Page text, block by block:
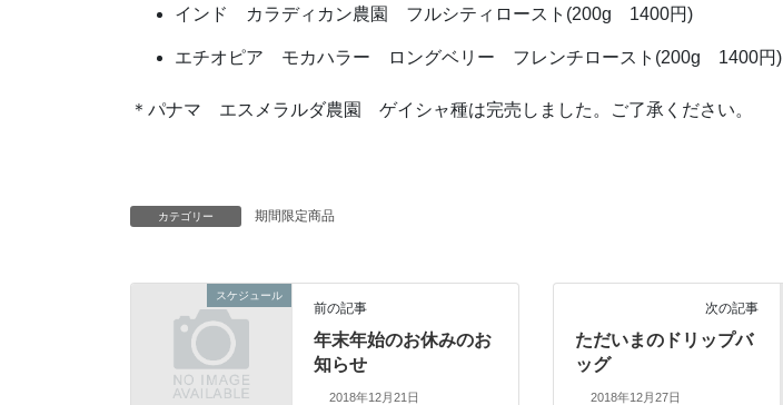
インド カラディカン農園 フルシティロースト(200g 1400円)
エチオピア モカハラー ロングベリー フレンチロースト(200g 1400円)
＊パナマ エスメラルダ農園 ゲイシャ種は完売しました。ご了承ください。
カテゴリー 期間限定商品
スケジュール
前の記事
年末年始のお休みのお
知らせ
2018年12月21日
次の記事
ただいまのドリップバ
ッグ
2018年12月27日